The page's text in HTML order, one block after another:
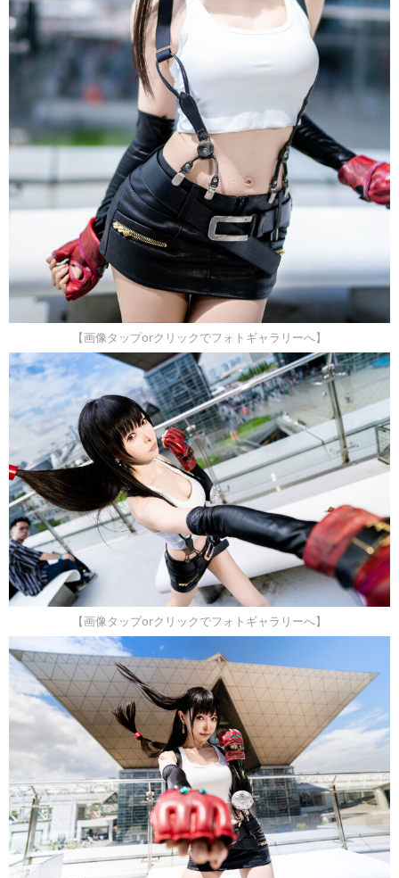
【画像タップorクリックでフォトギャラリーへ】
【画像タップorクリックでフォトギャラリーへ】